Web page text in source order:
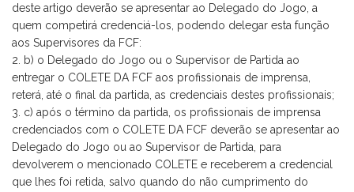
deste artigo deverão se apresentar ao Delegado do Jogo, a
quem competirá credenciá-los, podendo delegar esta função
aos Supervisores da FCF:
b) o Delegado do Jogo ou o Supervisor de Partida ao
entregar o COLETE DA FCF aos profissionais de imprensa,
reterá, até o final da partida, as credenciais destes profissionais;
c) após o término da partida, os profissionais de imprensa
credenciados com o COLETE DA FCF deverão se apresentar ao
Delegado do Jogo ou ao Supervisor de Partida, para
devolverem o mencionado COLETE e receberem a credencial
que lhes foi retida, salvo quando do não cumprimento do